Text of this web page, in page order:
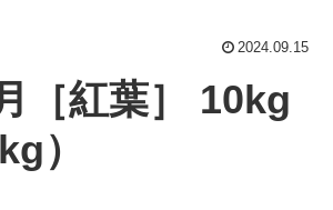
2024.09.15
［紅葉］ 10kg
）